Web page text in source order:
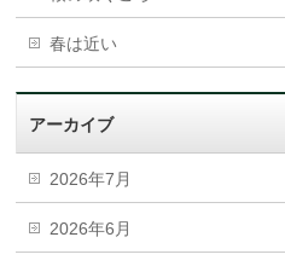
春は近い
アーカイブ
2026年7月
2026年6月